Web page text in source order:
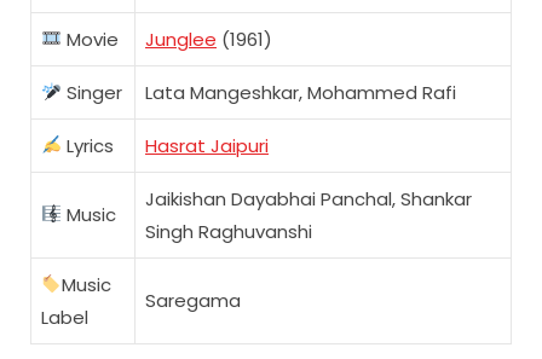
Movie Junglee (1961)
Singer Lata Mangeshkar, Mohammed Rafi
Lyrics Hasrat Jaipuri
Music
Jaikishan Dayabhai Panchal, Shankar
Singh Raghuvanshi
Music
Label
Saregama